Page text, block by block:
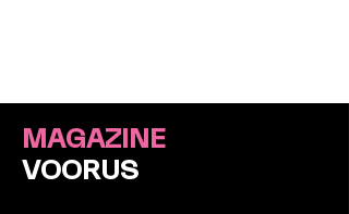
MAGAZINE
VOORUS